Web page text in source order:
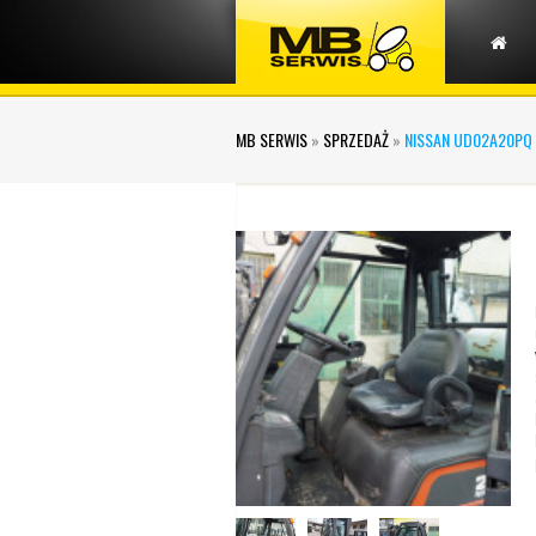
MB SERWIS» SPRZEDAŻ» NISSAN